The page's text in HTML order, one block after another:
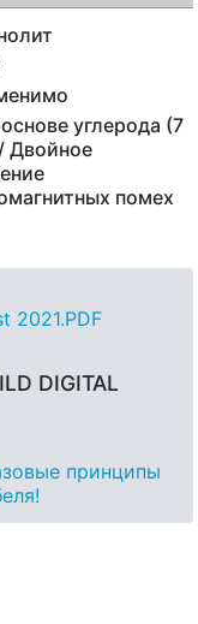
углерода (7
Двойное
помех
2021.PDF
DIGITAL
принципы